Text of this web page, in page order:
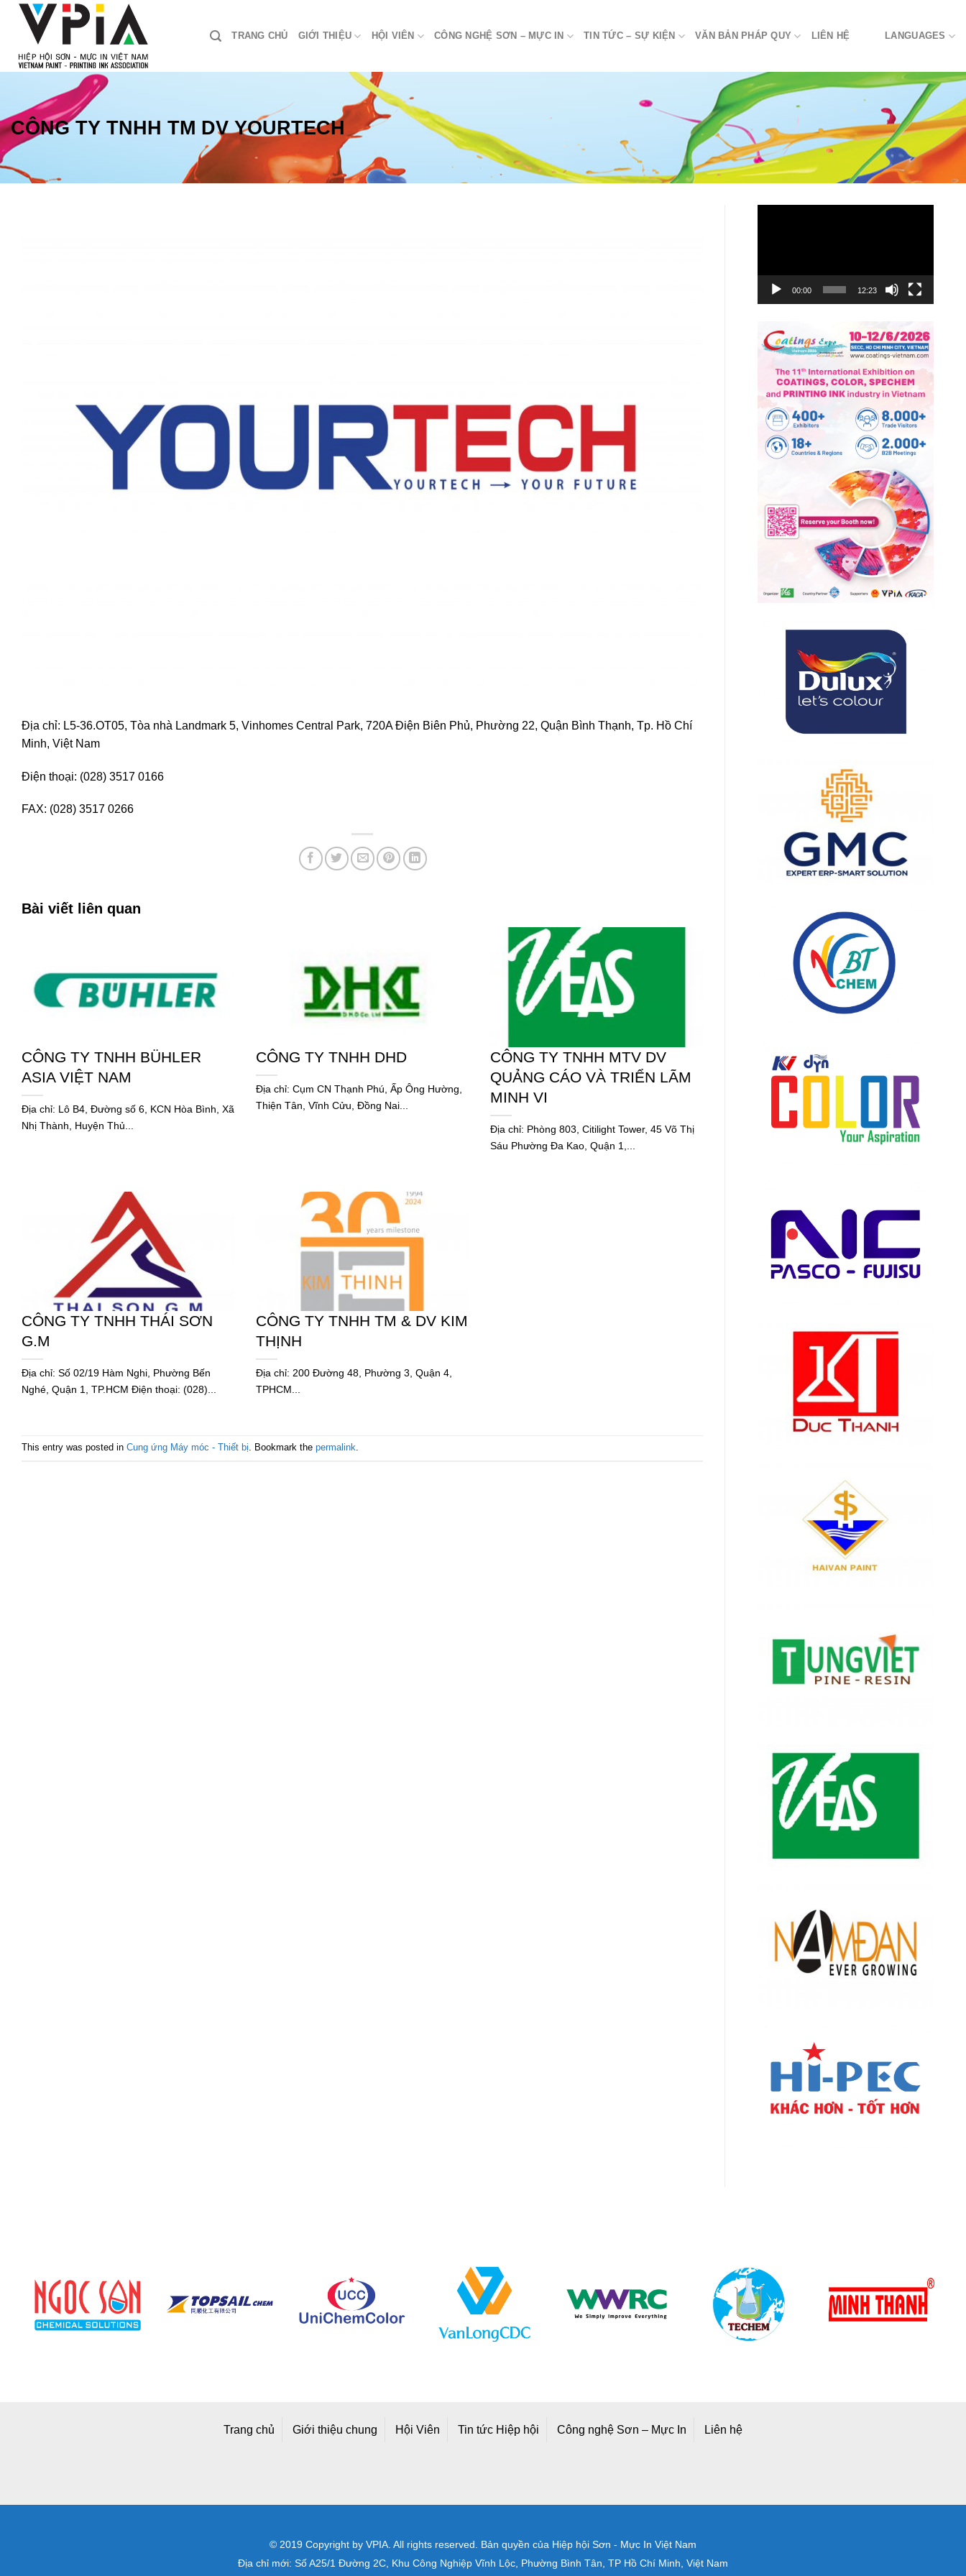
Skip
content
TRANG CHỦ GIỚI THIỆU HỘI VIÊN CÔNG NGHỆ SƠN – MỰC IN TIN TỨC – SỰ KIỆN VĂN BẢN PHÁP QUY LIÊN HỆ LANGUAGES
CÔNG TY TNHH TM DV YOURTECH
Địa chỉ: L5-36.OT05, Tòa nhà Landmark 5, Vinhomes Central Park, 720A Điện Biên Phủ, Phường 22, Quận Bình Thạnh, Tp. Hồ Chí
Minh, Việt Nam
Điện thoại: (028) 3517 0166
FAX: (028) 3517 0266
Bài viết liên quan
CÔNG TY TNHH BÜHLER
ASIA VIỆT NAM
Địa chỉ: Lô B4, Đường số 6, KCN Hòa Bình, Xã
Nhị Thành, Huyện Thủ...
CÔNG TY TNHH DHD
Địa chỉ: Cụm CN Thạnh Phú, Ấp Ông Hường,
Thiện Tân, Vĩnh Cửu, Đồng Nai...
CÔNG TY TNHH MTV DV
QUẢNG CÁO VÀ TRIỂN LÃM
MINH VI
Địa chỉ: Phòng 803, Citilight Tower, 45 Võ Thị
Sáu Phường Đa Kao, Quận 1,...
CÔNG TY TNHH THÁI SƠN
G.M
Địa chỉ: Số 02/19 Hàm Nghi, Phường Bến
Nghé, Quận 1, TP.HCM Điện thoại: (028)...
CÔNG TY TNHH TM & DV KIM
THỊNH
Địa chỉ: 200 Đường 48, Phường 3, Quận 4,
TPHCM...
This entry was posted in Cung ứng Máy móc - Thiết bị. Bookmark the permalink.
00:00 12:23
Trang chủ Giới thiệu chung Hội Viên Tin tức Hiệp hội Công nghệ Sơn – Mực In Liên hệ
© 2019 Copyright by VPIA. All rights reserved. Bản quyền của Hiệp hội Sơn - Mực In Việt Nam
Địa chỉ mới: Số A25/1 Đường 2C, Khu Công Nghiệp Vĩnh Lộc, Phường Bình Tân, TP Hồ Chí Minh, Việt Nam